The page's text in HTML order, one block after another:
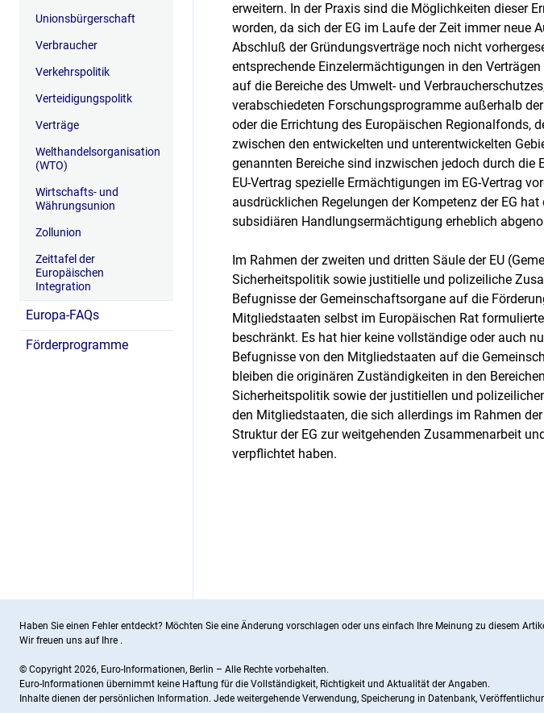
Unionsbürgerschaft
Verbraucher
Verkehrspolitik
Verteidigungspolitk
Verträge
Welthandelsorganisation
(WTO)
Wirtschafts- und
Währungsunion
Zollunion
Zeittafel der
Europäischen
Integration
Europa-FAQs
Förderprogramme
erweitern. In der Praxis sind die Möglichkeiten dieser
worden, da sich der EG im Laufe der Zeit immer neue
Abschluß der Gründungsverträge noch nicht
entsprechende Einzelermächtigungen in den
auf die Bereiche des Umwelt- und
verabschiedeten Forschungsprogramme außerhalb
oder die Errichtung des Europäischen Regionalfonds,
zwischen den entwickelten und unterentwickelten
genannten Bereiche sind inzwischen jedoch durch die
EU-Vertrag spezielle Ermächtigungen im EG-Vertrag
ausdrücklichen Regelungen der Kompetenz der EG
subsidiären Handlungsermächtigung erheblich
Im Rahmen der zweiten und dritten Säule der EU
Sicherheitspolitik sowie justitielle und polizeiliche
Befugnisse der Gemeinschaftsorgane auf die
Mitgliedstaaten selbst im Europäischen Rat
beschränkt. Es hat hier keine vollständige oder auch
Befugnisse von den Mitgliedstaaten auf die
bleiben die originären Zuständigkeiten in den
Sicherheitspolitik sowie der justitiellen und
den Mitgliedstaaten, die sich allerdings im Rahmen
Struktur der EG zur weitgehenden Zusammenarbeit
verpflichtet haben.
Haben Sie einen Fehler entdeckt? Möchten Sie eine Änderung vorschlagen oder uns einfach Ihre Meinung zu diesem
Wir freuen uns auf Ihre .
© Copyright 2026, Euro-Informationen, Berlin – Alle Rechte vorbehalten.
Euro-Informationen übernimmt keine Haftung für die Vollständigkeit, Richtigkeit und Aktualität der Angaben.
Inhalte dienen der persönlichen Information. Jede weitergehende Verwendung, Speicherung in Datenbank,